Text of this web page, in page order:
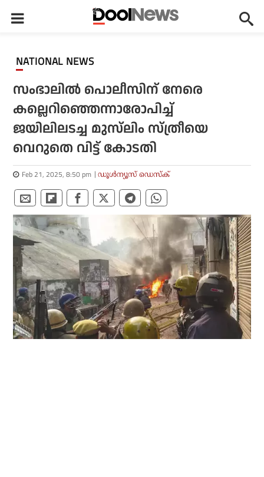
NATIONAL NEWS
സംഭാലിൽ പൊലീസിന് നേരെ
കല്ലെറിഞ്ഞെന്നാരോപിച്ച്
ജയിലിലടച്ച മുസ്‌ലിം സ്ത്രീയെ
വെറുതെ വിട്ട് കോടതി
Feb 21, 2025, 8:50 pm ഡൂള്‍ന്യൂസ് ഡെസ്‌ക്